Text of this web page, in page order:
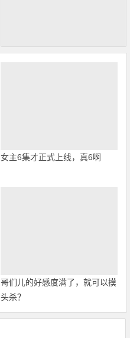
女主6集才正式上线，真6啊
哥们儿的好感度满了，就可以摸
头杀？